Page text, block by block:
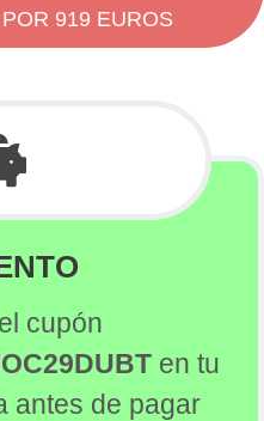
919 EUROS
cupón
en tu
antes de pagar